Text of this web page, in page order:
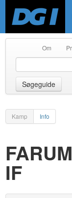
Om
Søgeguide
Kamp Info
IF